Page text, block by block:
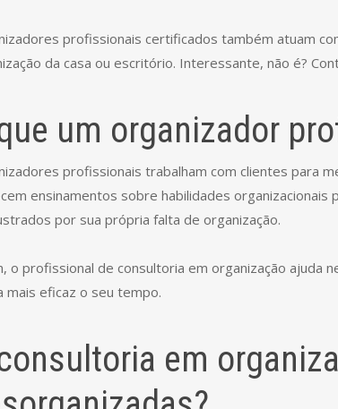
profissionais certificados também atuam
da casa ou escritório. Interessante, não é?
um organizador
profissionais trabalham com clientes para
ensinamentos sobre habilidades
por sua própria falta de organização.
o profissional de consultoria em organização ajuda
mais eficaz o seu tempo.
em